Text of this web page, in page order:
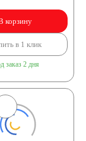
корзину
в 1 клик
заказ 2 дня